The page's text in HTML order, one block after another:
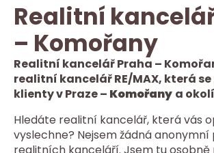
Realitní
– Komořany
Realitní kancelář Praha –
realitní kancelář RE/MAX, která
klienty v Praze – Komořany a
Hledáte realitní kancelář, která vás
vyslechne? Nejsem žádná